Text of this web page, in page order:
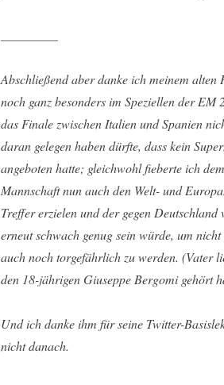
Abschließend aber danke ich meinem
noch ganz besonders im Speziellen der
das Finale zwischen Italien und Spanien
daran gelegen haben dürfte, dass kein
angeboten hatte; gleichwohl fieberte ich
Mannschaft nun auch den Welt- und
Treffer erzielen und der gegen
erneut schwach genug sein würde, um
auch noch torgefährlich zu werden. (Vater
den 18-jährigen Giuseppe Bergomi gehört
Und ich danke ihm für seine Twitter-
nicht danach.